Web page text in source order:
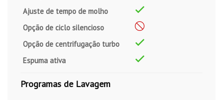
Ajuste de tempo de molho
Opção de ciclo silencioso
Opção de centrifugação turbo
Espuma ativa
Programas de Lavagem